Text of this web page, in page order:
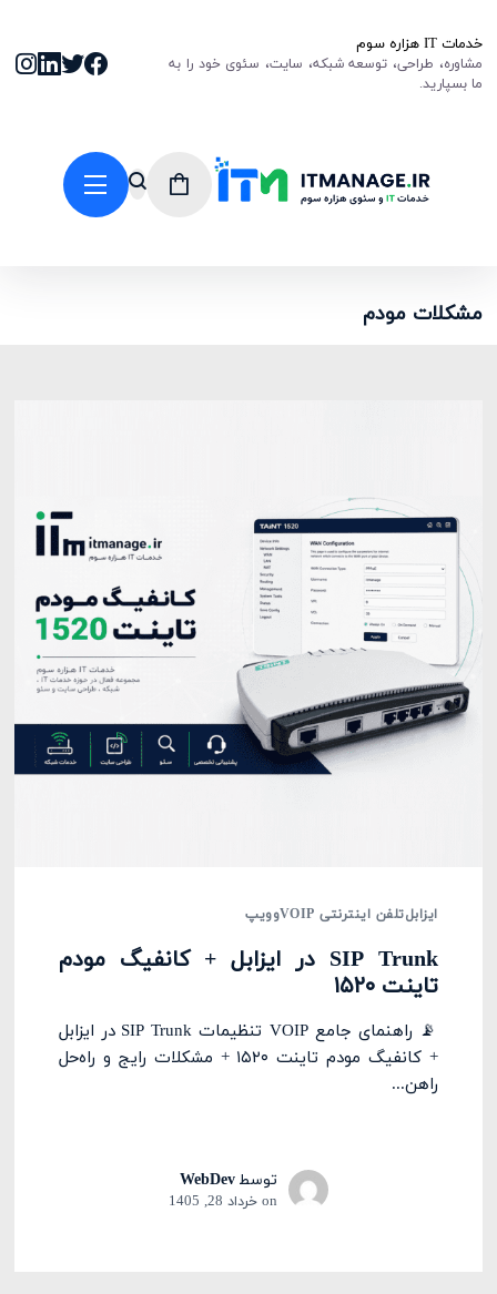
خدمات IT هزاره سوم
مشاوره، طراحی، توسعه شبکه، سایت، سئوی خود را به
ما بسپارید.
مشکلات مودم
ایزابلتلفن اینترنتی VOIP وویپ
SIP Trunk در ایزابل + کانفیگ مودم
تاینت ۱۵۲۰
📡 راهنمای جامع VOIP تنظیمات SIP Trunk در ایزابل
+ کانفیگ مودم تاینت ۱۵۲۰ + مشکلات رایج و راه‌حل
راهن...
توسطWebDev
onخرداد 28, 1405